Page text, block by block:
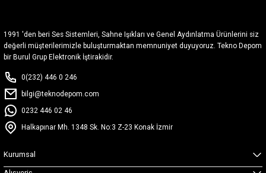
1991 'den beri Ses Sistemleri, Sahne Işıkları ve Genel Aydınlatma Ürünlerini siz
değerli müşterilerimizle buluşturmaktan memnuniyet duyuyoruz. Tekno Depom
bir Burul Grup Elektronik İştirakidir.
0(232) 446 0 246
bilgi@teknodepom.com
0232 446 02 46
Halkapınar Mh. 1348 Sk. No:3 Z-23 Konak İzmir
Kurumsal